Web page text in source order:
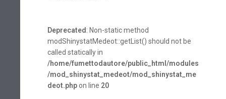
Deprecated : Non-static method
modShinystatMedeot::getList() should not be
called statically in
/home/fumettodautore/public_html/modules
/mod_shinystat_medeot/mod_shinystat_me
deot.phpon line 20